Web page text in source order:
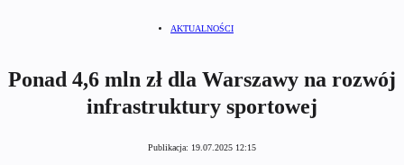
AKTUALNOŚCI
Ponad 4,6 mln zł dla Warszawy na rozwój
infrastruktury sportowej
Publikacja: 19.07.2025 12:15